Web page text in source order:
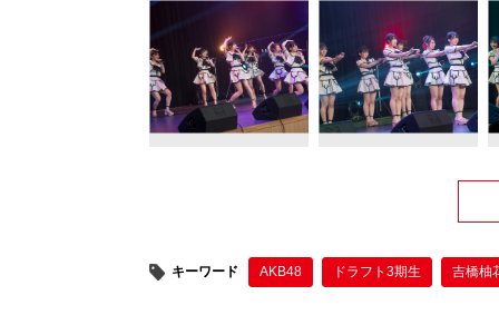
キーワード AKB48 ドラフト3期生 吉橋柚